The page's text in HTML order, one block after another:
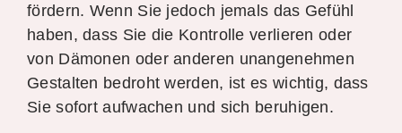
fördern. Wenn Sie jedoch jemals das Gefühl
haben, dass Sie die Kontrolle verlieren oder
von Dämonen oder anderen unangenehmen
Gestalten bedroht werden, ist es wichtig, dass
Sie sofort aufwachen und sich beruhigen.